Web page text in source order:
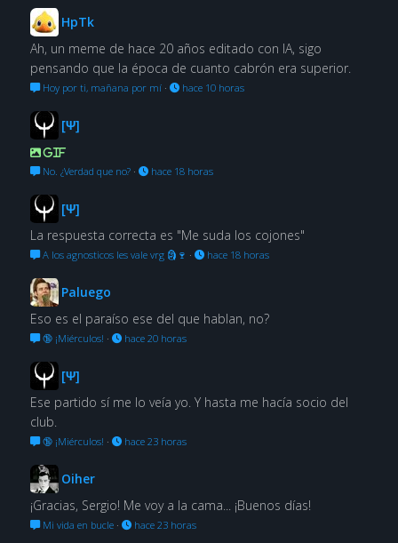
HpTk
Ah, un meme de hace 20 años editado con IA, sigo
pensando que la época de cuanto cabrón era superior.
Hoy por ti, mañana por mí· hace 10 horas
[Ψ]
GIF
No. ¿Verdad que no?· hace 18 horas
[Ψ]
La respuesta correcta es "Me suda los cojones"
A los agnosticos les vale vrg 🗿🍷 · hace 18 horas
Paluego
Eso es el paraíso ese del que hablan, no?
🔞 ¡Miérculos! · hace 20 horas
[Ψ]
Ese partido sí me lo veía yo. Y hasta me hacía socio del
club.
🔞 ¡Miérculos! · hace 23 horas
Oiher
¡Gracias, Sergio! Me voy a la cama... ¡Buenos días!
Mi vida en bucle· hace 23 horas